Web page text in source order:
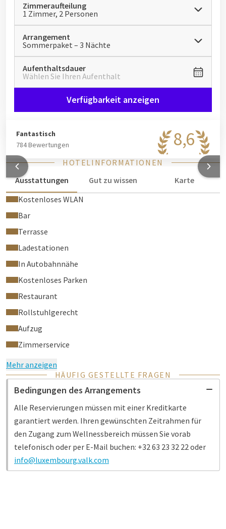
Zimmeraufteilung
1 Zimmer, 2 Personen
Arrangement
Sommerpaket – 3 Nächte
Aufenthaltsdauer
Wählen Sie Ihren Aufenthalt
Verfügbarkeit anzeigen
8,6
Fantastisch
784 Bewertungen
HOTELINFORMATIONEN
Ausstattungen
Gut zu wissen
Karte
Kostenloses WLAN
Bar
Terrasse
Ladestationen
In Autobahnnähe
Kostenloses Parken
Restaurant
Rollstuhlgerecht
Aufzug
Zimmerservice
Mehr anzeigen
HÄUFIG GESTELLTE FRAGEN
Bedingungen des Arrangements
Alle Reservierungen müssen mit einer Kreditkarte
garantiert werden. Ihren gewünschten Zeitrahmen für
den Zugang zum Wellnessbereich müssen Sie vorab
telefonisch oder per E-Mail buchen: +32 63 23 32 22 oder
info@luxembourg.valk.com